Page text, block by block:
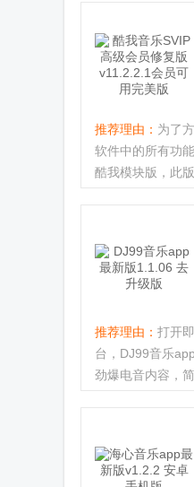
搜索框输入关键词
推荐理由： 为了
软件中的所有功
酷我模块版，此
推荐理由： 打开
台，DJ99音乐
劲爆电音内容，